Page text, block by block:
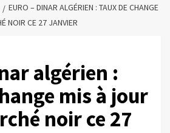
EURO – DINAR ALGÉRIEN : TAUX DE CHANGE
NOIR CE 27 JANVIER
algérien :
mis à jour
noir ce 27